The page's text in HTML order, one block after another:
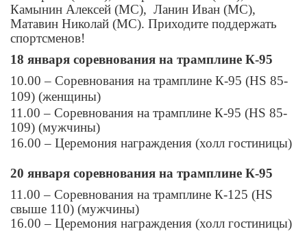
Камынин Алексей (МС), Ланин Иван (МС),
Матавин Николай (МС). Приходите поддержать
спортсменов!
18 января соревнования на трамплине К-95
10.00 – Соревнования на трамплине К-95 (HS 85-
109) (женщины)
11.00 – Соревнования на трамплине К-95 (HS 85-
109) (мужчины)
16.00 – Церемония награждения (холл гостиницы)
20 января соревнования на трамплине К-95
11.00 – Соревнования на трамплине К-125 (HS
свыше 110) (мужчины)
16.00 – Церемония награждения (холл гостиницы)